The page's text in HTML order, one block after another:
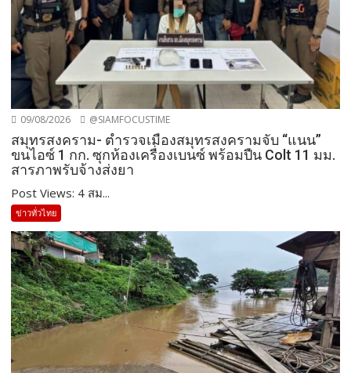
09/08/2026 @SIAMFOCUSTIME
สมุทรสงคราม- ตำรวจเมืองสมุทรสงครามจับ “แนน”
ขนไอซ์ 1 กก. ซุกห้องเครื่องเบนซ์ พร้อมปืน Colt 11 มม.
สารภาพรับจ้างส่งยา
Post Views: 4 สม...
ข่าวทั่วไทย